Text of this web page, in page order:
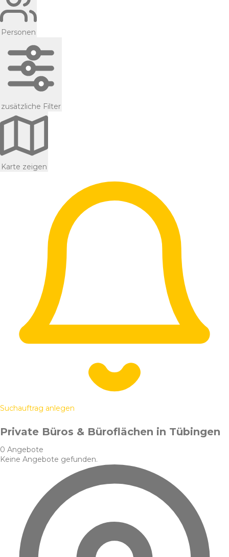
Personen
zusätzliche Filter
Karte zeigen
Suchauftrag anlegen
Private Büros & Büroflächen in Tübingen
0 Angebote
Keine Angebote gefunden.